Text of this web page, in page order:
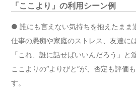
「ここより」の利用シーン例
● 誰にも言えない気持ちを抱えたまま
仕事の愚痴や家庭のストレス、友達に
「これ、誰に話せばいいんだろう」と
ここよりの“よりびと”が、否定も評価
す。